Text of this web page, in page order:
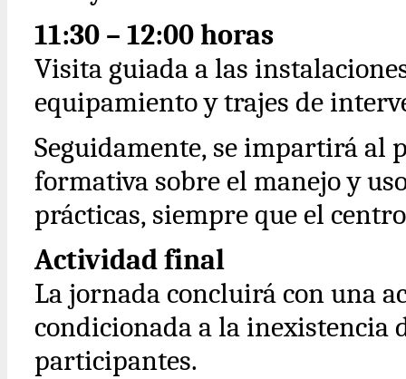
11:30 – 12:00 horas
Visita guiada a las
equipamiento y trajes de
Seguidamente, se impartirá al
formativa sobre el manejo y
prácticas, siempre que el
Actividad final
La jornada concluirá con una
condicionada a la inexistencia
participantes.